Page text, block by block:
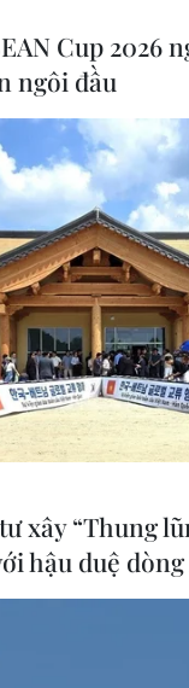
xe tốc độ
2 người tử
ĐT.753 (thành
điều khiển xe
giữa đường,
Cup 2026
ngôi đầu
xây “Thung
hậu duệ